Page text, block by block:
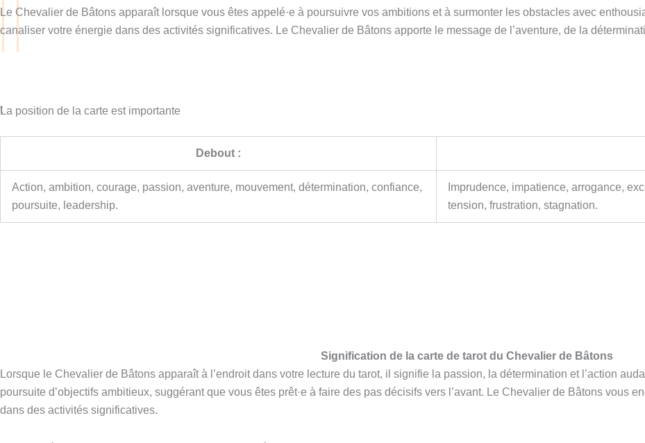
Le Chevalier de Bâtons apparaît lorsque vous êtes appelé·e à poursuivre vos ambitions et à surmonter les obstacles avec
canaliser votre énergie dans des activités significatives. Le Chevalier de Bâtons apporte le message de l’aventure, de la
tLa position de la carte est importante
Debout :
Action, ambition, courage, passion, aventure, mouvement, détermination, confiance,
poursuite, leadership.
Imprudence, impatience, arrogance,
tension, frustration, stagnation.
Signification de la carte de tarot du Chevalier de Bâtons
Lorsque le Chevalier de Bâtons apparaît à l’endroit dans votre lecture du tarot, il signifie la passion, la détermination et l’action
poursuite d’objectifs ambitieux, suggérant que vous êtes prêt·e à faire des pas décisifs vers l’avant. Le Chevalier de Bâtons vous
dans des activités significatives.